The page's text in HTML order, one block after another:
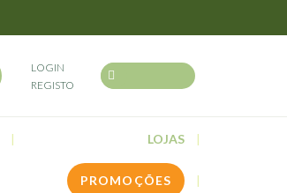
LOGIN
REGISTO
LOJAS
PROMOÇÕES